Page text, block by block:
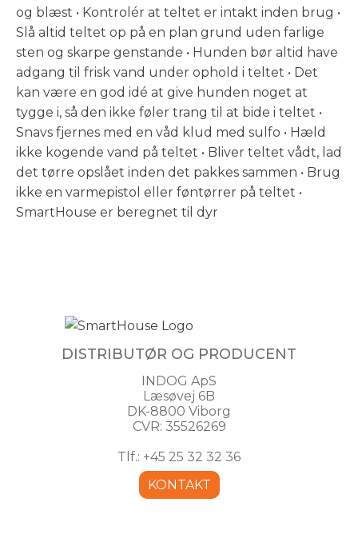
og blæst • Kontrolér at teltet er intakt inden brug •
Slå altid teltet op på en plan grund uden farlige
sten og skarpe genstande • Hunden bør altid have
adgang til frisk vand under ophold i teltet • Det
kan være en god idé at give hunden noget at
tygge i, så den ikke føler trang til at bide i teltet •
Snavs fjernes med en våd klud med sulfo • Hæld
ikke kogende vand på teltet • Bliver teltet vådt, lad
det tørre opslået inden det pakkes sammen • Brug
ikke en varmepistol eller føntørrer på teltet •
SmartHouse er beregnet til dyr
DISTRIBUTØR OG PRODUCENT
INDOG ApS
Læsøvej 6B
DK-8800 Viborg
CVR: 35526269
Tlf.: +45 25 32 32 36
KONTAKT